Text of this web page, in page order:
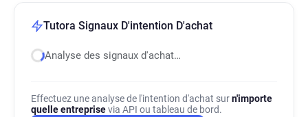
Tutora Signaux D'intention D'achat
Analyse des signaux d'achat…
Effectuez une analyse de l'intention d'achat surn'importe
quelle entreprisevia API ou tableau de bord.